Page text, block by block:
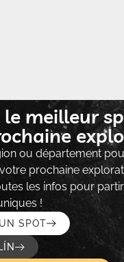
le meilleur
ou département
prochaine
les infos pour
!
SPOT